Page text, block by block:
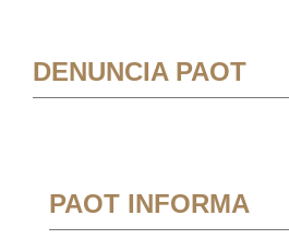
DENUNCIA PAOT
PAOT INFORMA